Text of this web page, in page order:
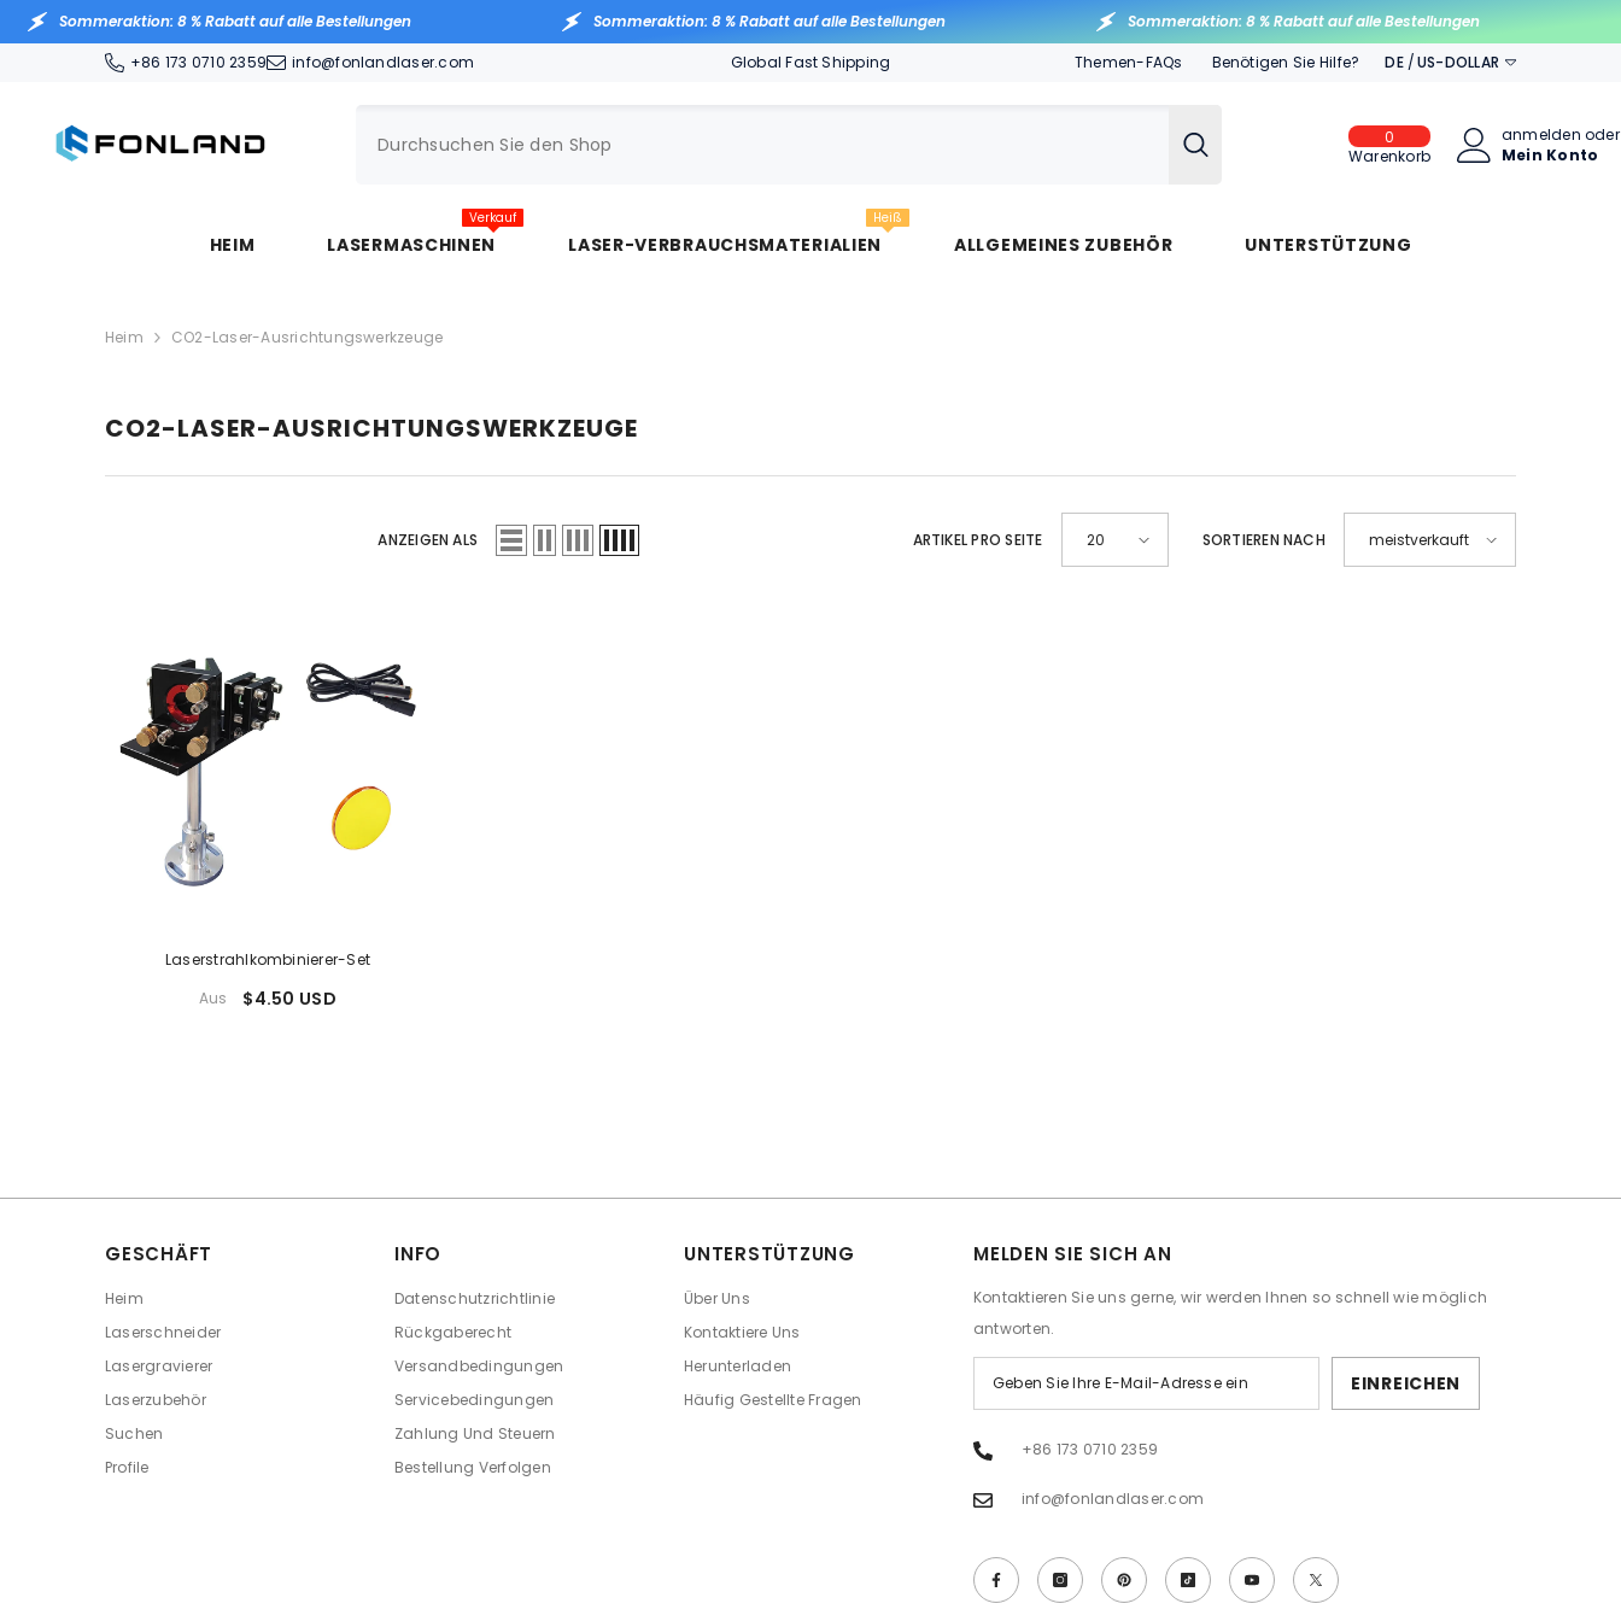
ZUM INHALT SPRINGEN
Sommeraktion: 8 % Rabatt auf alle Bestellungen Sommeraktion: 8 % Rabatt auf alle Bestellungen
Sommeraktion: 8 % Rabatt auf alle Bestellungen
+86 173 0710 2359
info@fonlandlaser.com Global Fast Shipping Themen-FAQs Benötigen Sie Hilfe?
DE
RU
US-DOLLAR
EUR
0
Artikel
Warenkorb
anmelden oder
Mein Konto
HEIM LASERMASCHINEN
Verkauf
LASER-VERBRAUCHSMATERIALIEN
Heiß
ALLGEMEINES ZUBEHÖR UNTERSTÜTZUNG
Heim CO2-Laser-Ausrichtungswerkzeuge
CO2-LASER-AUSRICHTUNGSWERKZEUGE
ANZEIGEN ALS ARTIKEL PRO SEITE 20 SORTIEREN NACH meistverkauft
Laserstrahlkombinierer-Set
Aus
$4.50 USD
GESCHÄFT
Heim
Laserschneider
Lasergravierer
Laserzubehör
Suchen
Profile
INFO
Datenschutzrichtlinie
Rückgaberecht
Versandbedingungen
Servicebedingungen
Zahlung Und Steuern
Bestellung Verfolgen
UNTERSTÜTZUNG
Über Uns
Kontaktiere Uns
Herunterladen
Häufig Gestellte Fragen
MELDEN SIE SICH AN
Kontaktieren Sie uns gerne, wir werden Ihnen so schnell wie möglich
antworten.
EINREICHEN
+86 173 0710 2359
info@fonlandlaser.com